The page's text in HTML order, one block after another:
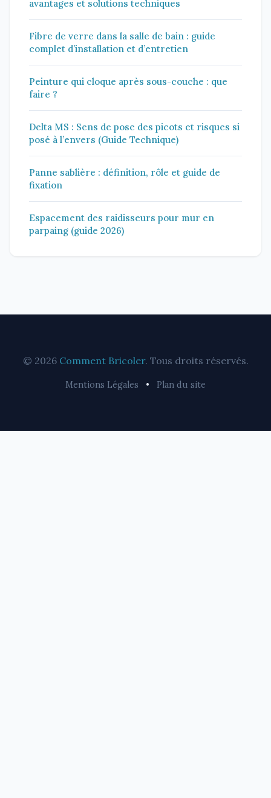
avantages et solutions techniques
Fibre de verre dans la salle de bain : guide
complet d’installation et d’entretien
Peinture qui cloque après sous-couche : que
faire ?
Delta MS : Sens de pose des picots et risques si
posé à l’envers (Guide Technique)
Panne sablière : définition, rôle et guide de
fixation
Espacement des raidisseurs pour mur en
parpaing (guide 2026)
© 2026 Comment Bricoler. Tous droits réservés.
Mentions Légales • Plan du site